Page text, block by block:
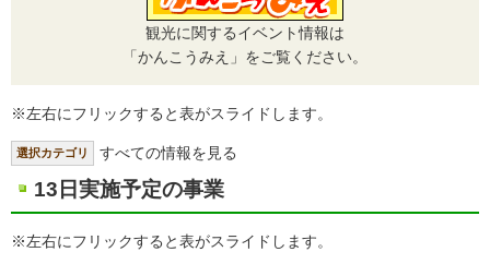
観光に関するイベント情報は
「かんこうみえ」をご覧ください。
※左右にフリックすると表がスライドします。
選択カテゴリ すべての情報を見る
13日実施予定の事業
※左右にフリックすると表がスライドします。